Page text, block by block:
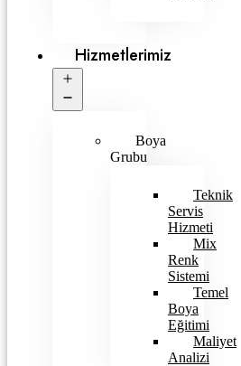
Hizmetlerimiz
menu
Boya
Grubu
Teknik
Servis
Hizmeti
Mix
Renk
Sistemi
Temel
Boya
Eğitimi
Maliyet
Analizi